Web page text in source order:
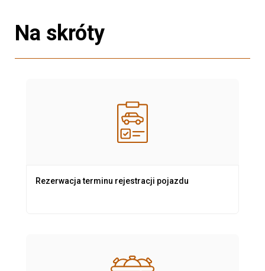
Na skróty
Rezerwacja terminu rejestracji pojazdu